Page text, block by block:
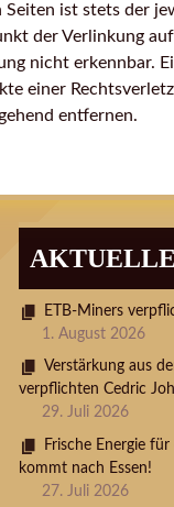
ist stets der
der Verlinkung auf
nicht erkennbar.
einer
entfernen.
ETB-Miners
1. August 2026
Verstärkung aus
verpflichten Cedric
29. Juli 2026
Frische Energie
kommt nach Essen!
27. Juli 2026